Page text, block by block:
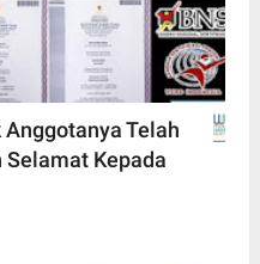
Telah
Selamat Kepada